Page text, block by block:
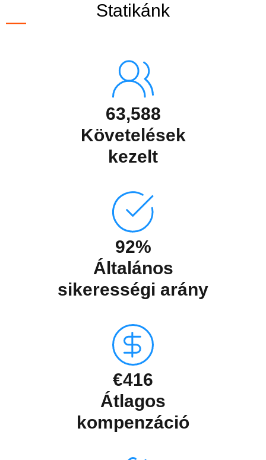
Statikánk
63,588
Követelések
kezelt
92%
Általános
sikerességi arány
€416
Átlagos
kompenzáció